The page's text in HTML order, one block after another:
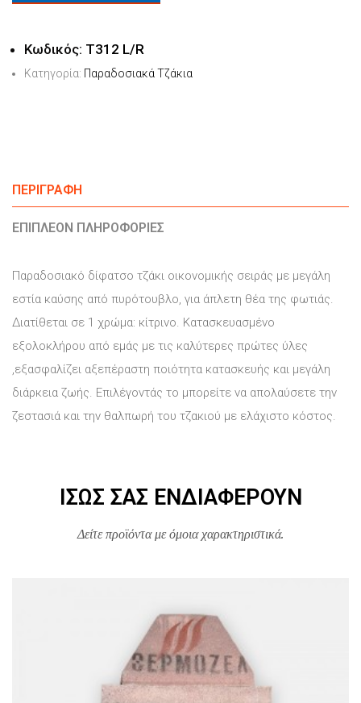
Κωδικός: T312 L/R
Κατηγορία: Παραδοσιακά Τζάκια
ΠΕΡΙΓΡΑΦΉ
ΕΠΙΠΛΈΟΝ ΠΛΗΡΟΦΟΡΊΕΣ
Παραδοσιακό δίφατσο τζάκι οικονομικής σειράς με μεγάλη
εστία καύσης από πυρότουβλο, για άπλετη θέα της φωτιάς.
Διατίθεται σε 1 χρώμα: κίτρινο. Κατασκευασμένο
εξολοκλήρου από εμάς με τις καλύτερες πρώτες ύλες
,εξασφαλίζει αξεπέραστη ποιότητα κατασκευής και μεγάλη
διάρκεια ζωής. Επιλέγοντάς το μπορείτε να απολαύσετε την
ζεστασιά και την θαλπωρή του τζακιού με ελάχιστο κόστος.
ΊΣΩΣ ΣΑΣ ΕΝΔΙΑΦΈΡΟΥΝ
Δείτε προϊόντα με όμοια χαρακτηριστικά.